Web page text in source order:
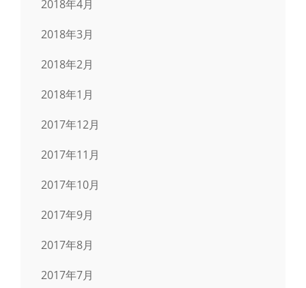
2018年4月
2018年3月
2018年2月
2018年1月
2017年12月
2017年11月
2017年10月
2017年9月
2017年8月
2017年7月